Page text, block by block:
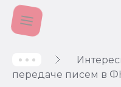
передаче писем в
Учет и